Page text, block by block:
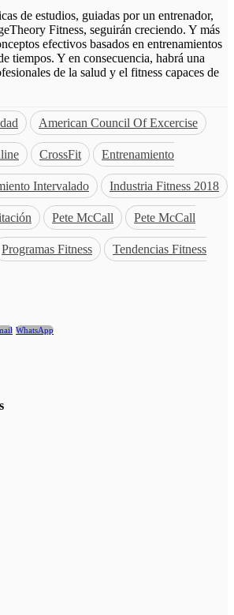
de estudios, guiadas por un entrenador,
Fitness, seguirán creciendo. Y más
efectivos basados en entrenamientos
tiempos. Y en consecuencia, habrá una
de la salud y el fitness capaces de
American Council Of Excercise
CrossFit Entrenamiento
Intervalado Industria Fitness 2018
Pete McCall Pete McCall
Programas Fitness Tendencias Fitness
WhatsApp